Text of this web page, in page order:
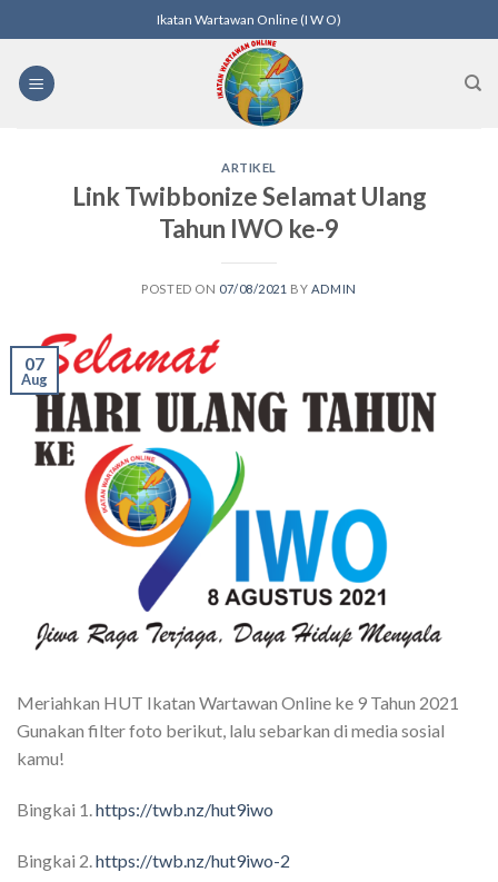
to
content
Ikatan Wartawan Online (I W O)
ARTIKEL
Link Twibbonize Selamat Ulang
Tahun IWO ke-9
POSTED ON 07/08/2021 BY ADMIN
07
Aug
Meriahkan HUT Ikatan Wartawan Online ke 9 Tahun 2021
Gunakan filter foto berikut, lalu sebarkan di media sosial
kamu!
Bingkai 1.https://twb.nz/hut9iwo
Bingkai 2.https://twb.nz/hut9iwo-2